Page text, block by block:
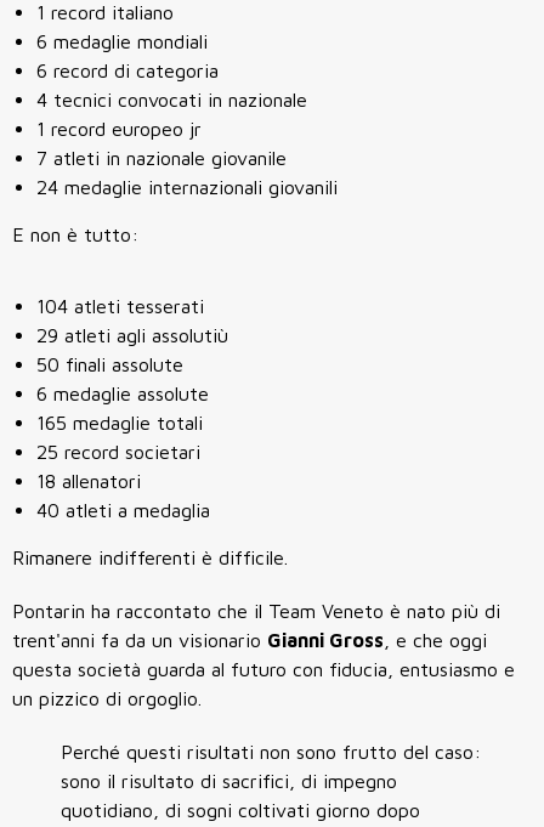
1 record italiano
6 medaglie mondiali
6 record di categoria
4 tecnici convocati in nazionale
1 record europeo jr
7 atleti in nazionale giovanile
24 medaglie internazionali giovanili
E non è tutto:
104 atleti tesserati
29 atleti agli assolutiù
50 finali assolute
6 medaglie assolute
165 medaglie totali
25 record societari
18 allenatori
40 atleti a medaglia
Rimanere indifferenti è difficile.
Pontarin ha raccontato che il Team Veneto è nato più di
trent'anni fa da un visionario Gianni Gross , e che oggi
questa società guarda al futuro con fiducia, entusiasmo e
un pizzico di orgoglio.
Perché questi risultati non sono frutto del caso:
sono il risultato di sacrifici, di impegno
quotidiano, di sogni coltivati giorno dopo